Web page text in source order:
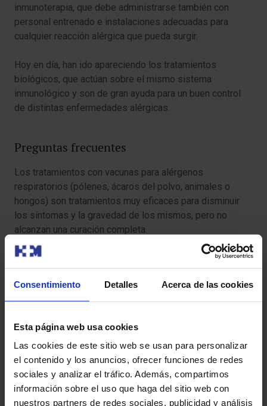
Consentimiento Detalles Acerca de las cookies
Esta página web usa cookies
Las cookies de este sitio web se usan para personalizar
el contenido y los anuncios, ofrecer funciones de redes
sociales y analizar el tráfico. Además, compartimos
información sobre el uso que haga del sitio web con
nuestros partners de redes sociales, publicidad y análisis
inmunoterapia, que debe administrarse también con
personal entrenado e instalaciones adecuadas para
cualquier reacción alérgica que pueda surgir.
Hoy en día, han ido apareciendo los tratamientos
biológicos, que actúan sobre el mismo sistema
inmunológico y son de gran ayuda para un buen control
de distintas enfermedades alérgicas.
Preguntas frecuentes
Los tratamientos con vacunas para alérgenos
respiratorios (pólenes, ácaros del polvo, animales o
hongos) son tratamientos muy eficaces para disminuir
los síntomas y la gravedad de los mismos, pero no
alcanzan una curación completa.
En nuestros centros no hacemos desensibilización con
alimentos, que consiste en ir administrando cantidades
pequeñas de un alimento y subir progresivamente en
hospital la cantidad para llegar a tolerar un alimento al
La alergia a alimentos no es lo mismo que las
intolerancias alimentarias. En nuestras consultas sólo
podemos estudiar los mecanismos alérgicos.
La mayoría de los casos, coinciden en la misma familia